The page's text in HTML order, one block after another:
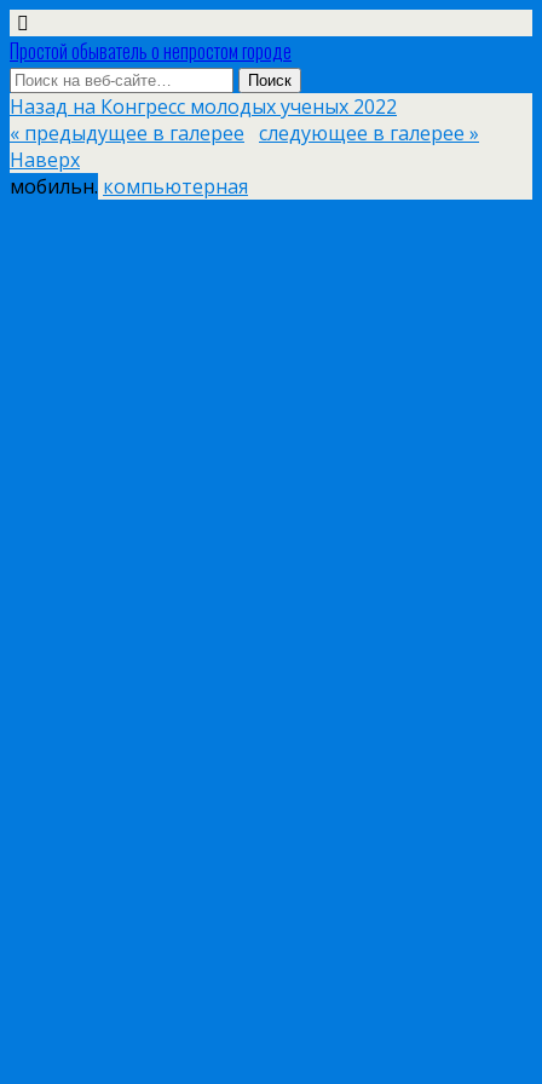
Простой обыватель о непростом городе
Назад на Конгресс молодых ученых 2022
« предыдущее в галерее следующее в галерее »
Наверх
мобильн. компьютерная